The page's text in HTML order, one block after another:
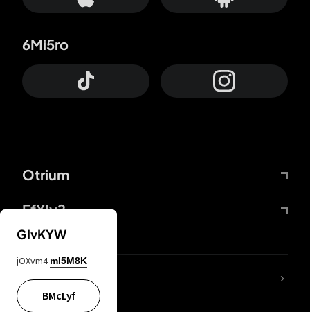
Otrium
FfYIy2
6Mi5ro
ZbBJcb
GIvKYW
jOXvm4 mI5M8K
BMcLyf